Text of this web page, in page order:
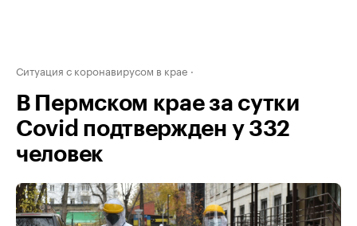
Ситуация с коронавирусом в крае
В Пермском крае за сутки
Covid подтвержден у 332
человек